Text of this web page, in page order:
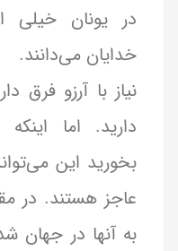
در یونان خیلی
خدایان می‌دانند.
نیاز با آرزو فرق
دارید. اما
بخورید این
عاجز هستند. در
به آنها در جهان